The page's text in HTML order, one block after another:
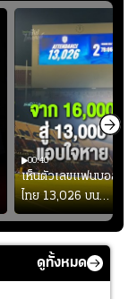
00:40
เห็นตัวเลขแฟนบอล
ไทย 13,026 บน
สกอร์บอร์ดแล้วแอบ
ใจหาย น้อยกว่านัดที่
แล้วเจอมาเลเซียตั้ง
ดูทั้งหมด